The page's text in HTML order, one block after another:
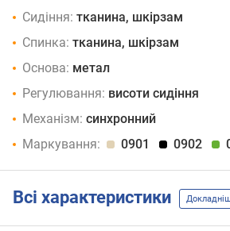
Сидіння: тканина, шкірзам
Спинка: тканина, шкірзам
Основа: метал
Регулювання: висоти сидіння
Механізм: синхронний
Маркування:
0901 0902
Всі характеристики